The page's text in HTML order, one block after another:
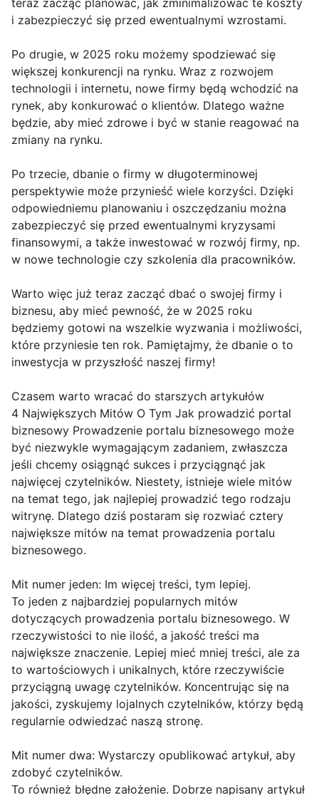
teraz zacząć planować, jak zminimalizować te koszty
i zabezpieczyć się przed ewentualnymi wzrostami.
Po drugie, w 2025 roku możemy spodziewać się
większej konkurencji na rynku. Wraz z rozwojem
technologii i internetu, nowe firmy będą wchodzić na
rynek, aby konkurować o klientów. Dlatego ważne
będzie, aby mieć zdrowe i być w stanie reagować na
zmiany na rynku.
Po trzecie, dbanie o firmy w długoterminowej
perspektywie może przynieść wiele korzyści. Dzięki
odpowiedniemu planowaniu i oszczędzaniu można
zabezpieczyć się przed ewentualnymi kryzysami
finansowymi, a także inwestować w rozwój firmy, np.
w nowe technologie czy szkolenia dla pracowników.
Warto więc już teraz zacząć dbać o swojej firmy i
biznesu, aby mieć pewność, że w 2025 roku
będziemy gotowi na wszelkie wyzwania i możliwości,
które przyniesie ten rok. Pamiętajmy, że dbanie o to
inwestycja w przyszłość naszej firmy!
Czasem warto wracać do starszych artykułów
4 Największych Mitów O Tym Jak prowadzić portal
biznesowy Prowadzenie portalu biznesowego może
być niezwykle wymagającym zadaniem, zwłaszcza
jeśli chcemy osiągnąć sukces i przyciągnąć jak
najwięcej czytelników. Niestety, istnieje wiele mitów
na temat tego, jak najlepiej prowadzić tego rodzaju
witrynę. Dlatego dziś postaram się rozwiać cztery
największe mitów na temat prowadzenia portalu
biznesowego.
Mit numer jeden: Im więcej treści, tym lepiej.
To jeden z najbardziej popularnych mitów
dotyczących prowadzenia portalu biznesowego. W
rzeczywistości to nie ilość, a jakość treści ma
największe znaczenie. Lepiej mieć mniej treści, ale za
to wartościowych i unikalnych, które rzeczywiście
przyciągną uwagę czytelników. Koncentrując się na
jakości, zyskujemy lojalnych czytelników, którzy będą
regularnie odwiedzać naszą stronę.
Mit numer dwa: Wystarczy opublikować artykuł, aby
zdobyć czytelników.
To również błędne założenie. Dobrze napisany artykuł